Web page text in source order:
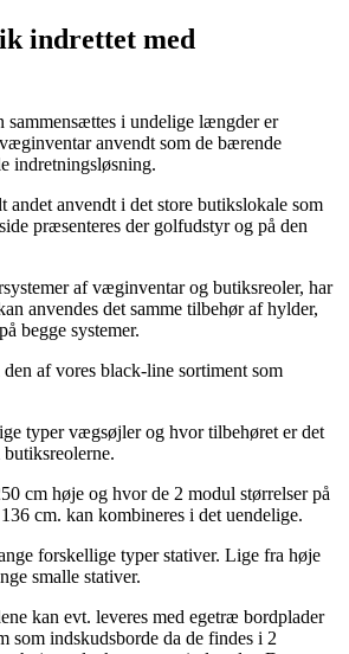
indrettet med
sammensættes i undelige længder er
anvendt som de bærende
indretningsløsning.
andet anvendt i det store butikslokale som
præsenteres der golfudstyr og på den
af væginventar og butiksreoler, har
anvendes det samme tilbehør af hylder,
begge systemer.
af vores black-line sortiment som
typer vægsøjler og hvor tilbehøret er det
cm høje og hvor de 2 modul størrelser på
cm. kan kombineres i det uendelige.
forskellige typer stativer. Lige fra høje
smalle stativer.
kan evt. leveres med egetræ bordplader
som indskudsborde da de findes i 2